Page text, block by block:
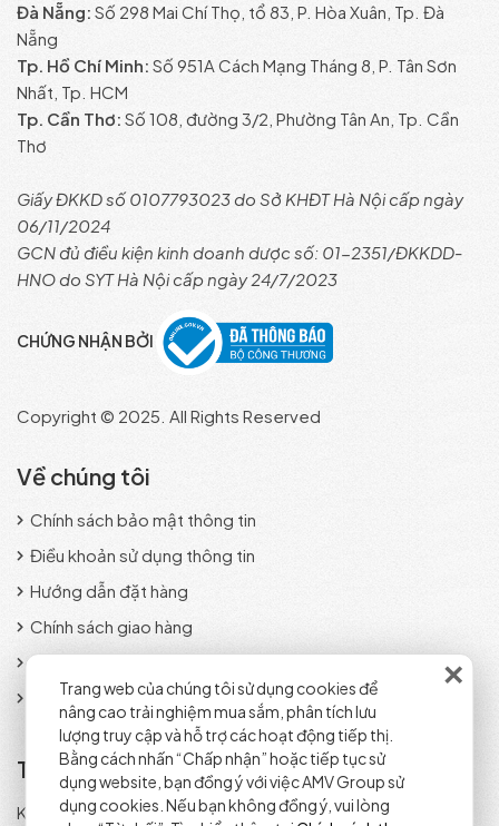
×
Trang web của chúng tôi sử dụng cookies để
nâng cao trải nghiệm mua sắm, phân tích lưu
lượng truy cập và hỗ trợ các hoạt động tiếp thị.
Bằng cách nhấn “Chấp nhận” hoặc tiếp tục sử
dụng website, bạn đồng ý với việc AMV Group sử
dụng cookies. Nếu bạn không đồng ý, vui lòng
Đà Nẵng: Số 298 Mai Chí Thọ, tổ 83, P. Hòa Xuân, Tp. Đà
Nẵng
Tp. Hồ Chí Minh: Số 951A Cách Mạng Tháng 8, P. Tân Sơn
Nhất, Tp. HCM
Tp. Cần Thơ: Số 108, đường 3/2, Phường Tân An, Tp. Cần
Thơ
Giấy ĐKKD số 0107793023 do Sở KHĐT Hà Nội cấp ngày
06/11/2024
GCN đủ điều kiện kinh doanh dược số: 01-2351/ĐKKDD-
HNO do SYT Hà Nội cấp ngày 24/7/2023
CHỨNG NHẬN BỞI
Copyright © 2025. All Rights Reserved
Về chúng tôi
Chính sách bảo mật thông tin
Điều khoản sử dụng thông tin
Hướng dẫn đặt hàng
Chính sách giao hàng
Phương thức thanh toán
Chính sách đổi trả sản phẩm
Tra cứu đơn hàng
Kiểm tra trạng thái đơn hàng nhanh chóng và chính xác.